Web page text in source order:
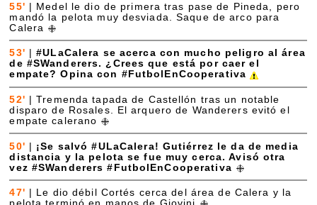
55'
Medel le dio de primera tras pase de Pineda, pero
mandó la pelota muy desviada. Saque de arco para
Calera
53' |#ULaCalera se acerca con mucho peligro al área
de #SWanderers. ¿Crees que está por caer el
empate? Opina con #FutbolEnCooperativa
52' |Tremenda tapada de Castellón tras un notable
disparo de Rosales. El arquero de Wanderers evitó el
empate calerano
50' | ¡Se salvó #ULaCalera! Gutiérrez le da de media
distancia y la pelota se fue muy cerca. Avisó otra
vez #SWanderers #FutbolEnCooperativa
47'
Le dio débil Cortés cerca del área de Calera y la